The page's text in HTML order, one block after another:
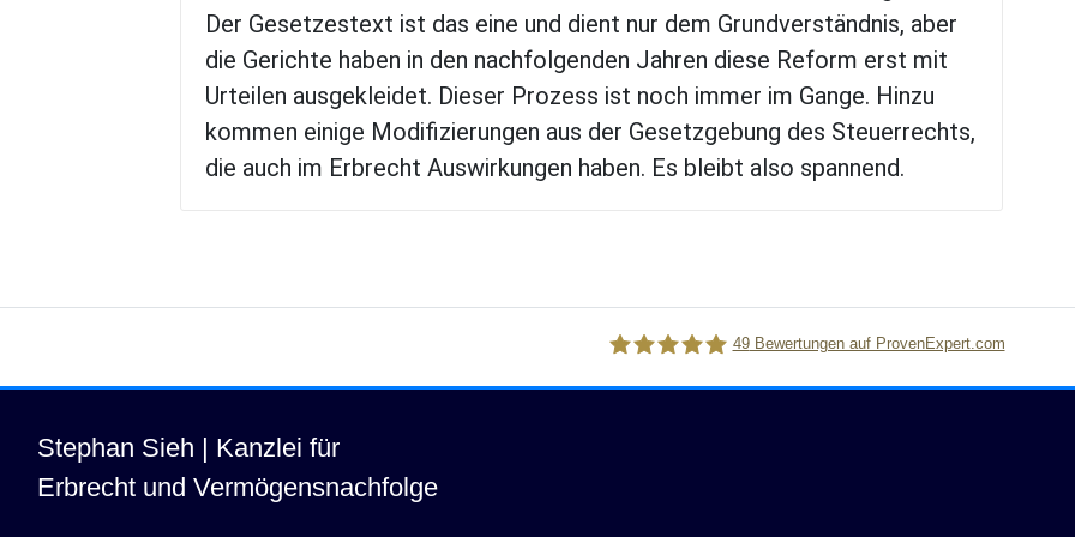
Der Gesetzestext ist das eine und dient nur dem Grundverständnis, aber
die Gerichte haben in den nachfolgenden Jahren diese Reform erst mit
Urteilen ausgekleidet. Dieser Prozess ist noch immer im Gange. Hinzu
kommen einige Modifizierungen aus der Gesetzgebung des Steuerrechts,
die auch im Erbrecht Auswirkungen haben. Es bleibt also spannend.
49Bewertungen auf ProvenExpert.com
Stephan Sieh | Kanzlei für
Erbrecht und Vermögensnachfolge